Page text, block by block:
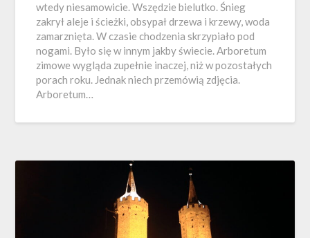
wtedy niesamowicie. Wszędzie bielutko. Śnieg
zakrył aleje i ścieżki, obsypał drzewa i krzewy, woda
zamarznięta. W czasie chodzenia skrzypiało pod
nogami. Było się w innym jakby świecie. Arboretum
zimowe wygląda zupełnie inaczej, niż w pozostałych
porach roku. Jednak niech przemówią zdjęcia.
Arboretum…